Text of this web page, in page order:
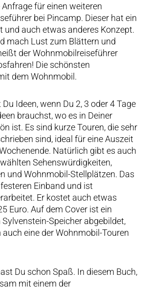
für einen weiteren
bei Pincamp. Dieser hat ein
und auch etwas anderes Konzept.
mach Lust zum Blättern und
der Wohnmobilreiseführer
Die schönsten
dem Wohnmobil.
Ideen, wenn Du 2, 3 oder 4 Tage
brauchst, wo es in Deiner
ist. Es sind kurze Touren, die sehr
sind, ideal für eine Auszeit
Natürlich gibt es auch
Sehenswürdigkeiten,
und Wohnmobil-Stellplätzen. Das
Einband und ist
Er kostet auch etwas
Euro. Auf dem Cover ist ein
Speicher abgebildet,
eine der Wohnmobil-Touren
Du schon Spaß. In diesem Buch,
mit einem der